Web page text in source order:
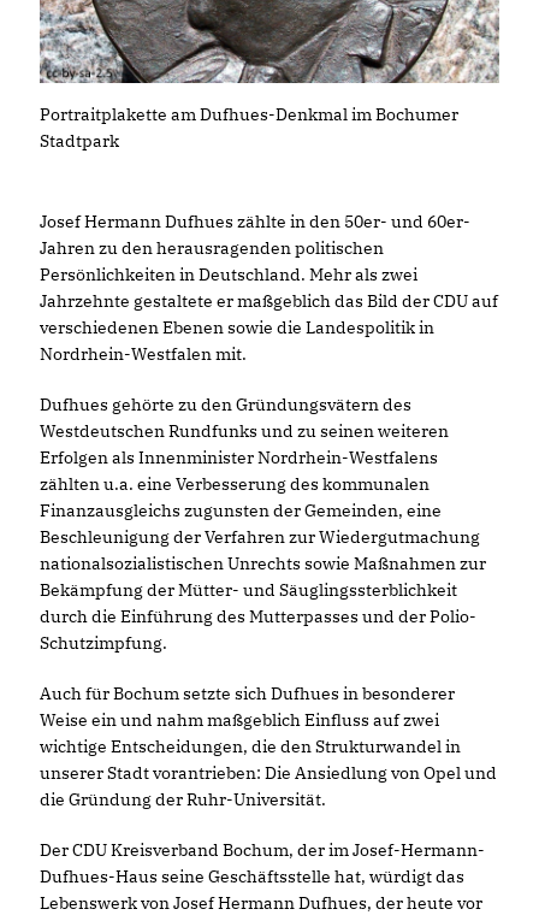
Portraitplakette am Dufhues-Denkmal im Bochumer
Stadtpark
Josef Hermann Dufhues zählte in den 50er- und 60er-
Jahren zu den herausragenden politischen
Persönlichkeiten in Deutschland. Mehr als zwei
Jahrzehnte gestaltete er maßgeblich das Bild der CDU auf
verschiedenen Ebenen sowie die Landespolitik in
Nordrhein-Westfalen mit.
Dufhues gehörte zu den Gründungsvätern des
Westdeutschen Rundfunks und zu seinen weiteren
Erfolgen als Innenminister Nordrhein-Westfalens
zählten u.a. eine Verbesserung des kommunalen
Finanzausgleichs zugunsten der Gemeinden, eine
Beschleunigung der Verfahren zur Wiedergutmachung
nationalsozialistischen Unrechts sowie Maßnahmen zur
Bekämpfung der Mütter- und Säuglingssterblichkeit
durch die Einführung des Mutterpasses und der Polio-
Schutzimpfung.
Auch für Bochum setzte sich Dufhues in besonderer
Weise ein und nahm maßgeblich Einfluss auf zwei
wichtige Entscheidungen, die den Strukturwandel in
unserer Stadt vorantrieben: Die Ansiedlung von Opel und
die Gründung der Ruhr-Universität.
Der CDU Kreisverband Bochum, der im Josef-Hermann-
Dufhues-Haus seine Geschäftsstelle hat, würdigt das
Lebenswerk von Josef Hermann Dufhues, der heute vor